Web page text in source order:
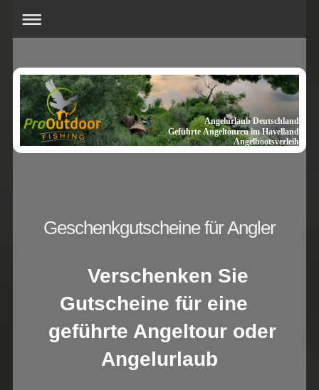
Angelurlaub Deutschland
Geführte Angeltouren im Havelland
Angelbootsverleih
Geschenkgutscheine für Angler
Verschenken Sie
Gutscheine für eine
geführte Angeltour oder
Angelurlaub